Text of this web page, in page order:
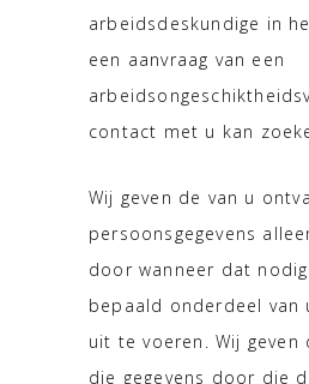
arbeidsdeskundige in
een aanvraag van een
contact met u kan
Wij geven de van u
persoonsgegevens
door wanneer dat
bepaald onderdeel van
uit te voeren. Wij geven
die gegevens door die